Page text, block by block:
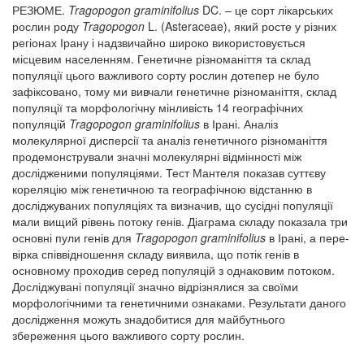
РЕЗЮМЕ. Tragopogon graminifolius DC. – це сорт лікарських
рослин роду Tragopogon L. (Asteraceae), який росте у різних
регіонах Ірану і надзвичайно широко використовується
місцевим населенням. Генетичне різноманіття та склад
популяції цього важливого сорту рослин дотепер не було
зафіксовано, тому ми вивчали генетичне різноманіття, склад
популяції та морфологічну мінливість 14 географічних
популяцій Tragopogon graminifolius в Ірані. Аналіз
молекулярної дисперсії та аналіз генетичного різноманіття
продемонстрували значні молекулярні відмінності між
дослідженими популяціями. Тест Мантеля показав суттєву
кореляцію між генетичною та географічною відстанню в
досліджуваних популяціях та визначив, що сусідні популяції
мали вищий рівень потоку генів. Діаграма складу показала три
основні пули генів для Tragopogon graminifolius в Ірані, а пере-
вірка співвідношення складу виявила, що потік генів в
основному проходив серед популяцій з однаковим потоком.
Досліджувані популяції значно відрізнялися за своїми
морфологічними та генетичними ознаками. Результати даного
дослідження можуть знадобитися для майбутнього
збереження цього важливого сорту рослин.